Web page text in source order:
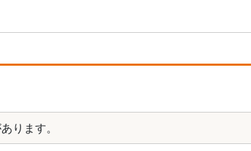
ります。